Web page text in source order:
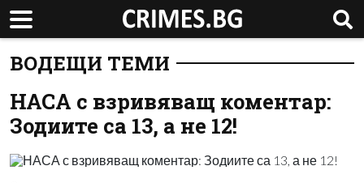
ВОДЕЩИ ТЕМИ
НАСА с взривяващ коментар:
Зодиите са 13, а не 12!